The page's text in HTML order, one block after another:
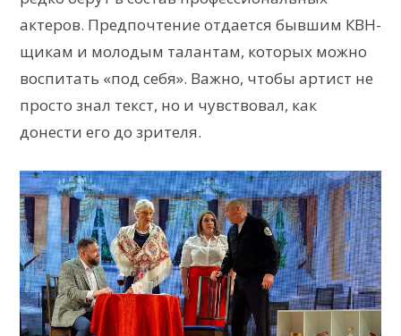
актеров. Предпочтение отдается бывшим КВН-
щикам и молодым талантам, которых можно
воспитать «под себя». Важно, чтобы артист не
просто знал текст, но и чувствовал, как
донести его до зрителя.